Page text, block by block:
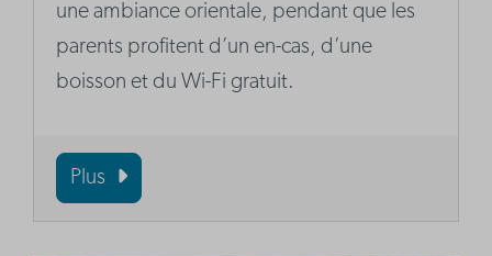
une ambiance orientale, pendant que les
parents profitent d’un en-cas, d’une
boisson et du Wi-Fi gratuit.
Plus